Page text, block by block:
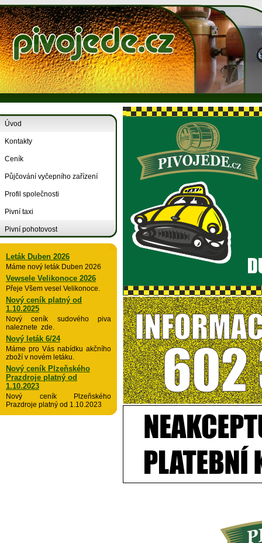
Úvod
Kontakty
Ceník
Půjčování vyčepního zařízení
Profil společnosti
Pivní taxi
Pivní pohotovost
Leták Duben 2026
Máme nový leták Duben 2026
Vewsele Velikonoce 2026
Přeje Všem vesel Velikonoce.
Nový ceník platný od
1.10.2025
Nový ceník sudového piva
naleznete zde.
Nový leták 6/24
Máme pro Vás nabídku akčního
zboží v novém letáku.
Nový ceník Plzeňského
Prazdroje platný od
1.10.2023
Nový ceník Plzeňského
Prazdroje platný od 1.10.2023